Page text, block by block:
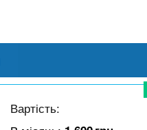
Вартість: